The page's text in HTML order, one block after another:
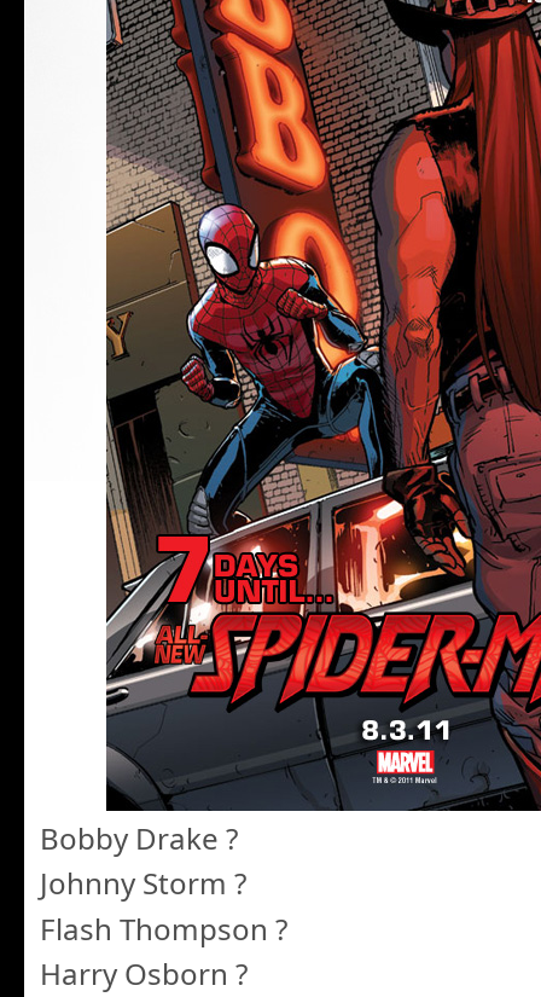
Bobby Drake ?
Johnny Storm ?
Flash Thompson ?
Harry Osborn ?